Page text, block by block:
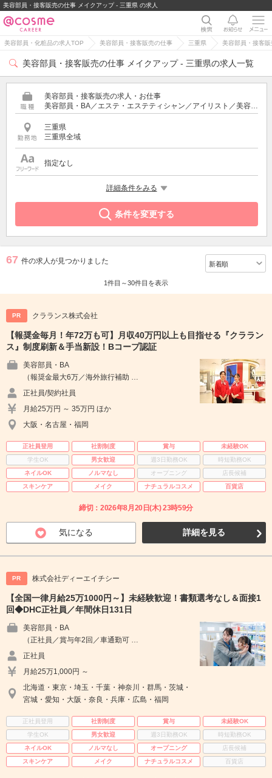
美容部員・接客販売の仕事 メイクアップ - 三重県 の求人
美容部員・化粧品の求人TOP 美容部員・接客販売の仕事 三重県 美容部員・接客
美容部員・接客販売の仕事 メイクアップ - 三重県の求人一覧
美容部員・接客販売の求人・お仕事
美容部員・BA／エステ・エステティシャン／アイリスト／美容師／受付・フロント
三重県
三重県全域
指定なし
詳細条件をみる
条件を変更する
67 件の求人が見つかりました
1件目～30件目を表示
PR クラランス株式会社
【報奨金毎月！年72万も可】月収40万円以上も目指せる『クララン
ス』制度刷新＆手当新設！Bコープ認証
美容部員・BA
（報奨金最大6万／海外旅行補助 …
正社員/契約社員
月給25万円 ～ 35万円 ほか
大阪・名古屋・福岡
正社員登用 社割制度 賞与
未経験OK
学生OK
男女歓迎 週3日勤務OK
時短勤務OK
ネイルOK
ノルマなし オープニング
店長候補
スキンケア
メイク ナチュラルコスメ 百貨店
締切：2026年8月20日(木) 23時59分
気になる 詳細を見る
PR 株式会社ディーエイチシー
【全国一律月給25万1000円～】未経験歓迎！書類選考なし＆面接1
回◆DHC正社員／年間休日131日
美容部員・BA
（正社員／賞与年2回／車通勤可 …
正社員
月給25万1,000円 ～
北海道・東京・埼玉・千葉・神奈川・群馬・茨城・
宮城・愛知・大阪・奈良・兵庫・広島・福岡
正社員登用 社割制度 賞与
未経験OK
学生OK
男女歓迎 週3日勤務OK
時短勤務OK
ネイルOK
ノルマなし オープニング
店長候補
スキンケア
メイク ナチュラルコスメ 百貨店